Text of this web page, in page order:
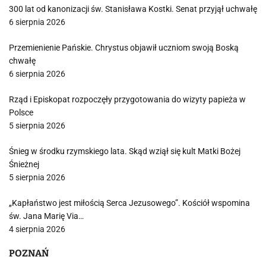
300 lat od kanonizacji św. Stanisława Kostki. Senat przyjął uchwałę
6 sierpnia 2026
Przemienienie Pańskie. Chrystus objawił uczniom swoją Boską
chwałę
6 sierpnia 2026
Rząd i Episkopat rozpoczęły przygotowania do wizyty papieża w
Polsce
5 sierpnia 2026
Śnieg w środku rzymskiego lata. Skąd wziął się kult Matki Bożej
Śnieżnej
5 sierpnia 2026
„Kapłaństwo jest miłością Serca Jezusowego”. Kościół wspomina
św. Jana Marię Via…
4 sierpnia 2026
POZNAŃ